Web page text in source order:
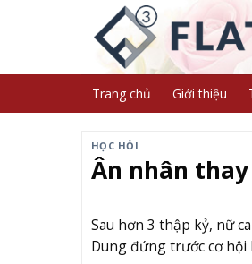
Trang chủ Giới thiệu
HỌC HỎI
Ân nhân
Sau hơn 3 thập kỷ, nữ
Dung đứng trước cơ